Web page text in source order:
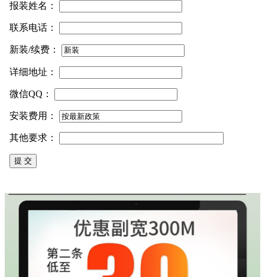
报装姓名：
联系电话：
新装/续费：
详细地址：
微信QQ：
安装费用：
其他要求：